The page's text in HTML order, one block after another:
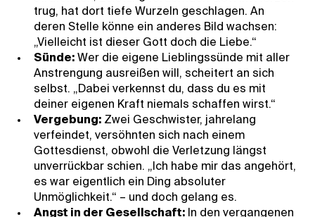
trug, hat dort tiefe Wurzeln geschlagen. An
deren Stelle könne ein anderes Bild wachsen:
„Vielleicht ist dieser Gott doch die Liebe.“
Sünde: Wer die eigene Lieblingssünde mit aller
Anstrengung ausreißen will, scheitert an sich
selbst. „Dabei verkennst du, dass du es mit
deiner eigenen Kraft niemals schaffen wirst.“
Vergebung: Zwei Geschwister, jahrelang
verfeindet, versöhnten sich nach einem
Gottesdienst, obwohl die Verletzung längst
unverrückbar schien. „Ich habe mir das angehört,
es war eigentlich ein Ding absoluter
Unmöglichkeit.“ – und doch gelang es.
Angst in der Gesellschaft: In den vergangenen